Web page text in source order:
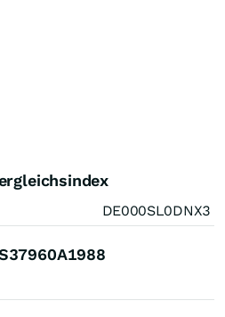
DE000SL0DNX3